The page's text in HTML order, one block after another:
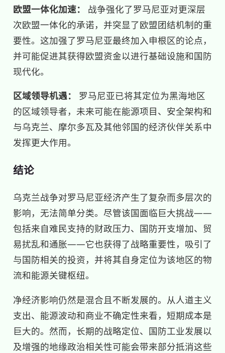
欧盟一体化加速：
战争强化了罗马尼亚对更深层
次欧盟一体化的承诺，并突显了欧盟团结机制的重
要性。这加强了罗马尼亚最终加入申根区的论点，
并可能促进其获得欧盟资金以进行基础设施和国防
现代化。
区域领导机遇：
罗马尼亚已将其定位为黑海地区
的区域领导者，未来可能在能源项目、安全架构和
与乌克兰、摩尔多瓦及其他邻国的经济伙伴关系中
发挥更大作用。
结论
乌克兰战争对罗马尼亚经济产生了复杂而多层次的
影响，无法简单分类。尽管该国面临巨大挑战——
包括来自难民支持的财政压力、国防开支增加、贸
易扰乱和通胀——它也获得了战略重要性，吸引了
与国防相关的投资，并将其自身定位为该地区的物
流和能源关键枢纽。
净经济影响仍然是混合且不断发展的。从人道主义
支出、能源波动和商业不确定性来看，短期成本是
巨大的。然而，长期的战略定位、国防工业发展以
及增强的地缘政治相关性可能会带来部分抵消这些